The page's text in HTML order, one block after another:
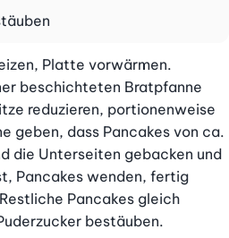
Platte vorwärmen.
beschichteten Bratpfanne
reduzieren, portionenweise
geben, dass Pancakes von ca.
die Unterseiten gebacken und
Pancakes wenden, fertig
Pancakes gleich
bestäuben.